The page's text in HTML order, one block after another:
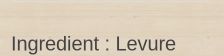
Ingredient : Levure